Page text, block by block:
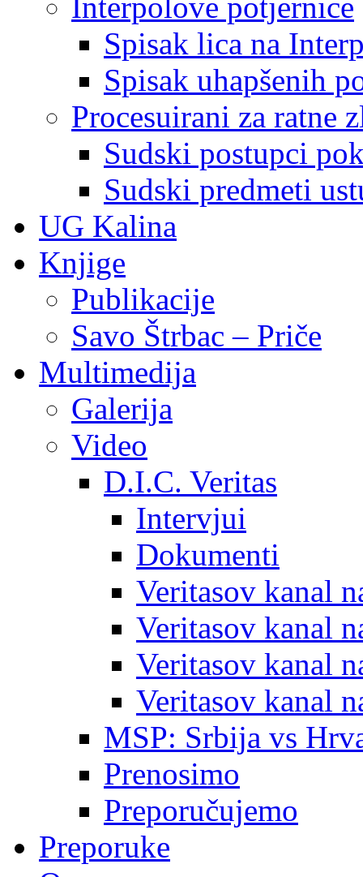
Spisak lica na
Spisak uhapšenih
Procesuirani za ratne
Sudski postupci
Sudski predmeti
UG Kalina
Knjige
Publikacije
Savo Štrbac – Priče
Multimedija
Galerija
Video
D.I.C. Veritas
Intervjui
Dokumenti
Veritasov kanal
Veritasov kanal
Veritasov kanal
Veritasov kanal
MSP: Srbija vs
Prenosimo
Preporučujemo
Preporuke